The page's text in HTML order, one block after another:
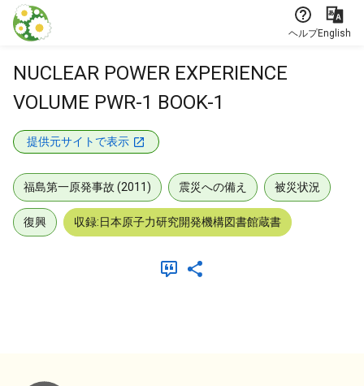
本文に飛ぶ
ヘルプEnglish
NUCLEAR POWER EXPERIENCE
VOLUME PWR-1 BOOK-1
提供元サイトで表示
福島第一原発事故 (2011) 震災への備え 被災状況
復興 収録:日本原子力研究開発機構図書館蔵書